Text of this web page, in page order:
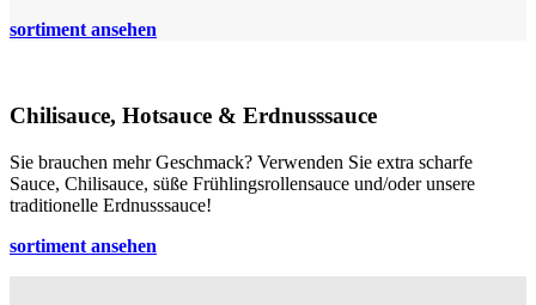
sortiment ansehen
Chilisauce, Hotsauce & Erdnusssauce
Sie brauchen mehr Geschmack? Verwenden Sie extra scharfe
Sauce, Chilisauce, süße Frühlingsrollensauce und/oder unsere
traditionelle Erdnusssauce!
sortiment ansehen